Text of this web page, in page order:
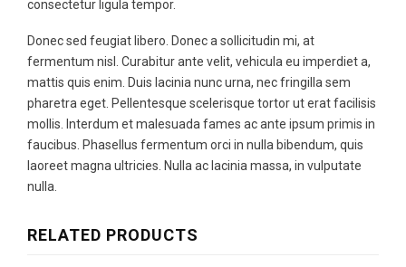
consectetur ligula tempor.
Donec sed feugiat libero. Donec a sollicitudin mi, at
fermentum nisl. Curabitur ante velit, vehicula eu imperdiet a,
mattis quis enim. Duis lacinia nunc urna, nec fringilla sem
pharetra eget. Pellentesque scelerisque tortor ut erat facilisis
mollis. Interdum et malesuada fames ac ante ipsum primis in
faucibus. Phasellus fermentum orci in nulla bibendum, quis
laoreet magna ultricies. Nulla ac lacinia massa, in vulputate
nulla.
RELATED PRODUCTS